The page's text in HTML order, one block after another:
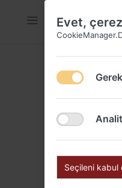
Evet,
Seçileni kabul